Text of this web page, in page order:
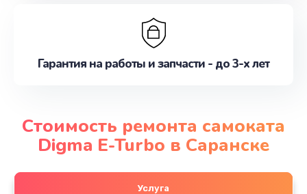
Гарантия на работы и запчасти - до 3-х лет
Стоимость ремонта самоката
Digma E-Turbo в Саранске
Услуга